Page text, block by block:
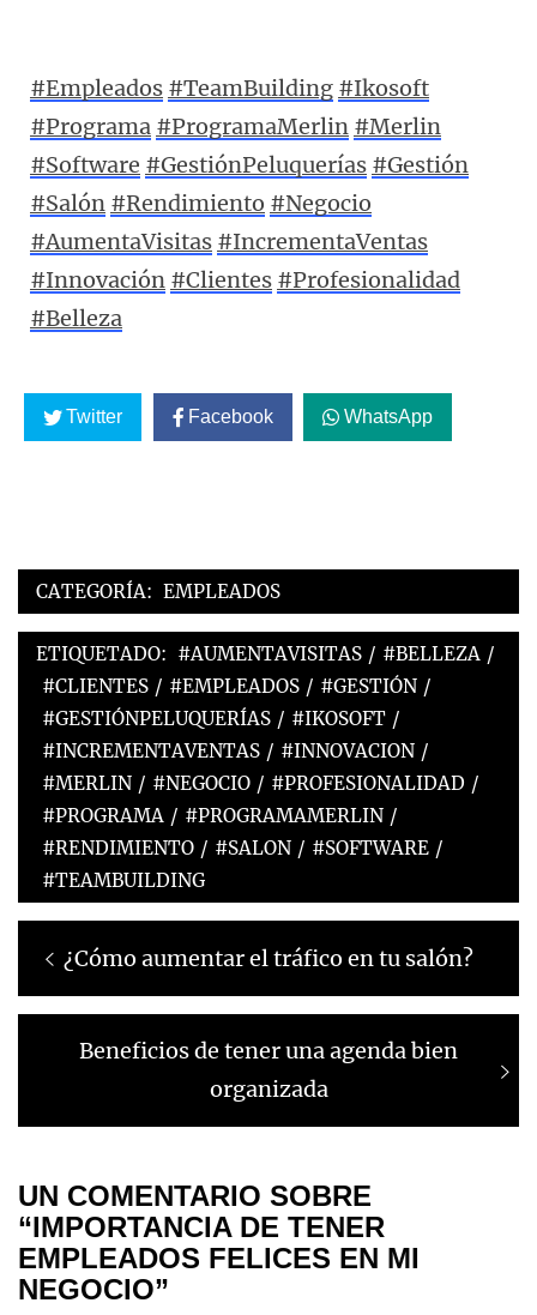
#Empleados #TeamBuilding #Ikosoft
#Programa #ProgramaMerlin #Merlin
#Software #GestiónPeluquerías #Gestión
#Salón #Rendimiento #Negocio
#AumentaVisitas #IncrementaVentas
#Innovación #Clientes #Profesionalidad
#Belleza
Twitter Facebook WhatsApp
CATEGORÍA: EMPLEADOS
ETIQUETADO: #AUMENTAVISITAS / #BELLEZA /
#CLIENTES / #EMPLEADOS / #GESTIÓN /
#GESTIÓNPELUQUERÍAS / #IKOSOFT /
#INCREMENTAVENTAS / #INNOVACION /
#MERLIN / #NEGOCIO / #PROFESIONALIDAD /
#PROGRAMA / #PROGRAMAMERLIN /
#RENDIMIENTO / #SALON / #SOFTWARE /
#TEAMBUILDING
¿Cómo aumentar el tráfico en tu salón?
Beneficios de tener una agenda bien
organizada
UN COMENTARIO SOBRE
“IMPORTANCIA DE TENER
EMPLEADOS FELICES EN MI
NEGOCIO”